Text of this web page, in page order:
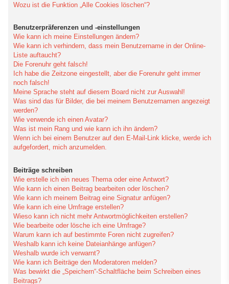
Wozu ist die Funktion „Alle Cookies löschen“?
Benutzerpräferenzen und -einstellungen
Wie kann ich meine Einstellungen ändern?
Wie kann ich verhindern, dass mein Benutzername in der Online-
Liste auftaucht?
Die Forenuhr geht falsch!
Ich habe die Zeitzone eingestellt, aber die Forenuhr geht immer
noch falsch!
Meine Sprache steht auf diesem Board nicht zur Auswahl!
Was sind das für Bilder, die bei meinem Benutzernamen angezeigt
werden?
Wie verwende ich einen Avatar?
Was ist mein Rang und wie kann ich ihn ändern?
Wenn ich bei einem Benutzer auf den E-Mail-Link klicke, werde ich
aufgefordert, mich anzumelden.
Beiträge schreiben
Wie erstelle ich ein neues Thema oder eine Antwort?
Wie kann ich einen Beitrag bearbeiten oder löschen?
Wie kann ich meinem Beitrag eine Signatur anfügen?
Wie kann ich eine Umfrage erstellen?
Wieso kann ich nicht mehr Antwortmöglichkeiten erstellen?
Wie bearbeite oder lösche ich eine Umfrage?
Warum kann ich auf bestimmte Foren nicht zugreifen?
Weshalb kann ich keine Dateianhänge anfügen?
Weshalb wurde ich verwarnt?
Wie kann ich Beiträge den Moderatoren melden?
Was bewirkt die „Speichern“-Schaltfläche beim Schreiben eines
Beitrags?